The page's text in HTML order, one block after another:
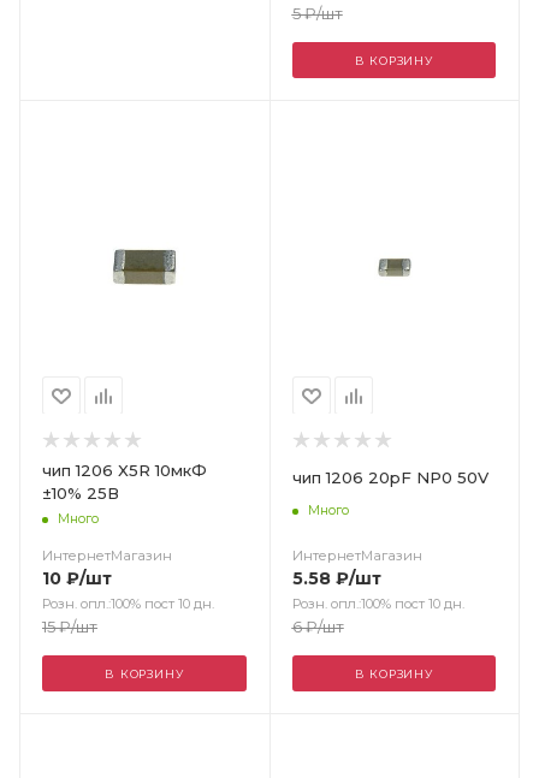
5₽/шт
В КОРЗИНУ
чип 1206 X5R 10мкФ
±10% 25В
Много
ИнтернетМагазин
10 ₽/шт
Розн. опл.:100% пост 10 дн.
15₽/шт
В КОРЗИНУ
чип 1206 20pF NP0 50V
Много
ИнтернетМагазин
5.58₽/шт
Розн. опл.:100% пост 10 дн.
6₽/шт
В КОРЗИНУ